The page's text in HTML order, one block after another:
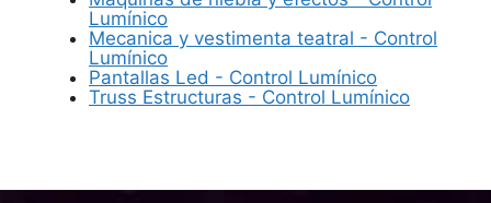
Lumínico
Mecanica y vestimenta teatral - Control
Lumínico
Pantallas Led - Control Lumínico
Truss Estructuras - Control Lumínico